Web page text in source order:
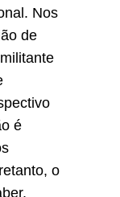
Nos
de
é
o